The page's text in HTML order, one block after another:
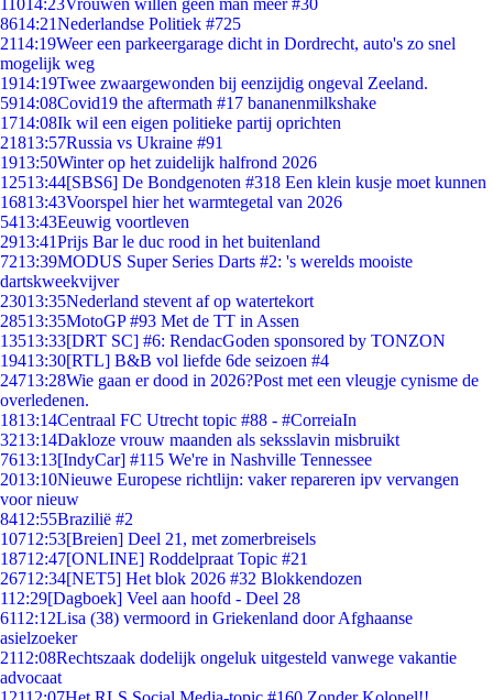
11014:23Vrouwen willen geen man meer #30
8614:21Nederlandse Politiek #725
2114:19Weer een parkeergarage dicht in Dordrecht, auto's zo snel
mogelijk weg
1914:19Twee zwaargewonden bij eenzijdig ongeval Zeeland.
5914:08Covid19 the aftermath #17 bananenmilkshake
1714:08Ik wil een eigen politieke partij oprichten
21813:57Russia vs Ukraine #91
1913:50Winter op het zuidelijk halfrond 2026
12513:44[SBS6] De Bondgenoten #318 Een klein kusje moet kunnen
16813:43Voorspel hier het warmtegetal van 2026
5413:43Eeuwig voortleven
2913:41Prijs Bar le duc rood in het buitenland
7213:39MODUS Super Series Darts #2: 's werelds mooiste
dartskweekvijver
23013:35Nederland stevent af op watertekort
28513:35MotoGP #93 Met de TT in Assen
13513:33[DRT SC] #6: RendacGoden sponsored by TONZON
19413:30[RTL] B&B vol liefde 6de seizoen #4
24713:28Wie gaan er dood in 2026?Post met een vleugje cynisme de
overledenen.
1813:14Centraal FC Utrecht topic #88 - #CorreiaIn
3213:14Dakloze vrouw maanden als seksslavin misbruikt
7613:13[IndyCar] #115 We're in Nashville Tennessee
2013:10Nieuwe Europese richtlijn: vaker repareren ipv vervangen
voor nieuw
8412:55Brazilië #2
10712:53[Breien] Deel 21, met zomerbreisels
18712:47[ONLINE] Roddelpraat Topic #21
26712:34[NET5] Het blok 2026 #32 Blokkendozen
112:29[Dagboek] Veel aan hoofd - Deel 28
6112:12Lisa (38) vermoord in Griekenland door Afghaanse
asielzoeker
2112:08Rechtszaak dodelijk ongeluk uitgesteld vanwege vakantie
advocaat